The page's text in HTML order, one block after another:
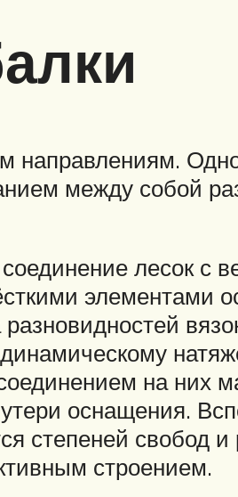
между собой
лесок с
элементами
на них
оснащения.
степеней свобод
строением.